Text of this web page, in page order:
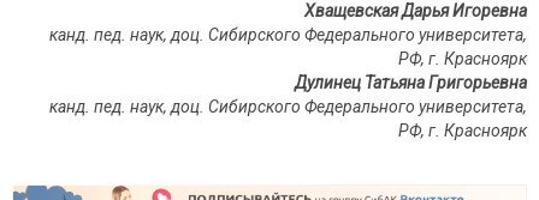
Хващевская Дарья Игоревна
канд. пед. наук, доц. Сибирского Федерального университета,
РФ, г. Красноярк
Дулинец Татьяна Григорьевна
канд. пед. наук, доц. Сибирского Федерального университета,
РФ, г. Красноярк